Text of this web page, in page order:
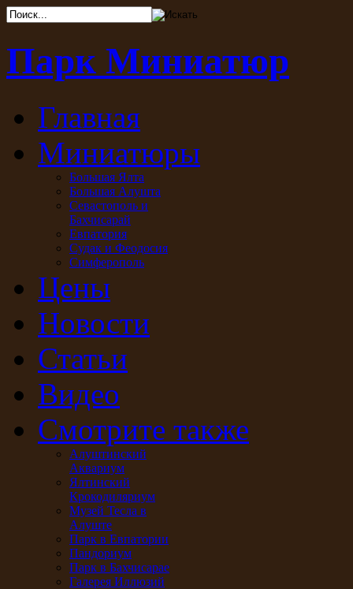
Парк Миниатюр
Главная
Миниатюры
Большая Ялта
Большая Алушта
Севастополь и
Бахчисарай
Евпатория
Судак и Феодосия
Симферополь
Цены
Новости
Статьи
Видео
Смотрите также
Алуштинский
Аквариум
Ялтинский
Крокодиляриум
Музей Тесла в
Алуште
Парк в Евпатории
Пандориум
Парк в Бахчисарае
Галерея Иллюзий